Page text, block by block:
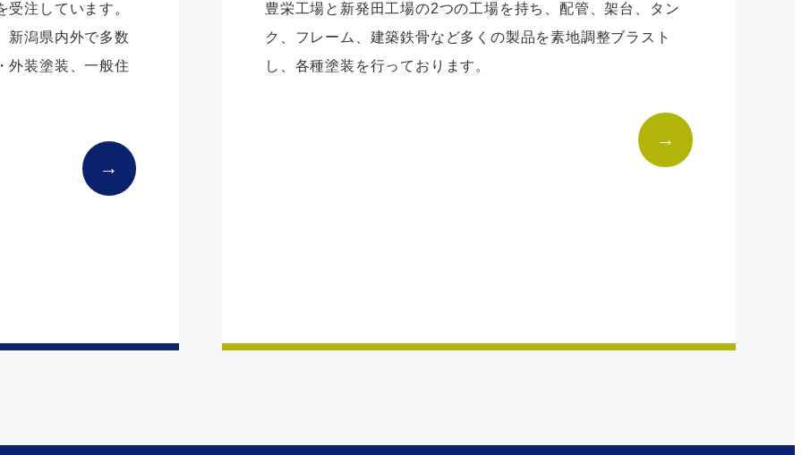
注しています。
新潟県内外で多数
外装塗装、一般住
→
豊栄工場と新発田工場の2つの工場を持ち、配管、架台、タン
ク、フレーム、建築鉄骨など多くの製品を素地調整ブラスト
し、各種塗装を行っております。
→